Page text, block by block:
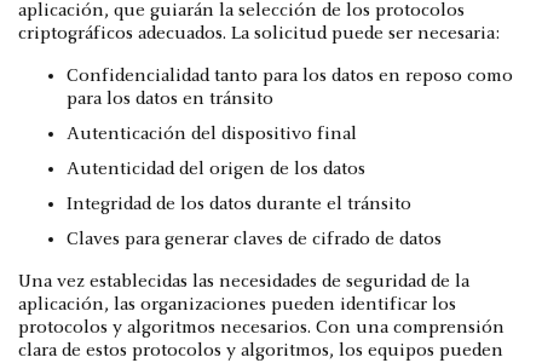
aplicación, que guiarán la selección de los protocolos
criptográficos adecuados. La solicitud puede ser necesaria:
Confidencialidad tanto para los datos en reposo como
para los datos en tránsito
Autenticación del dispositivo final
Autenticidad del origen de los datos
Integridad de los datos durante el tránsito
Claves para generar claves de cifrado de datos
Una vez establecidas las necesidades de seguridad de la
aplicación, las organizaciones pueden identificar los
protocolos y algoritmos necesarios. Con una comprensión
clara de estos protocolos y algoritmos, los equipos pueden